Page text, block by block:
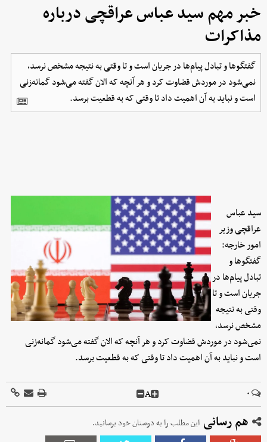
خبر مهم سید عباس عراقچی درباره
مذاکرات
گفتگوها و تبادل پیام‌‌ها در جریان است و تا وقتی به نتیجه مشخص نرسد،
نمی‌شود در موردش قضاوت کرد و هر آنچه که الان گفته می‌شود گمانه‌زنی
است و نباید به آن اهمیت داد تا وقتی که به قطعیت برسد.
سید عباس
عراقچی وزیر
امور خارجه:
گفتگوها و
تبادل پیام‌‌ها در
جریان است و تا
وقتی به نتیجه
مشخص نرسد،
نمی‌شود در موردش قضاوت کرد و هر آنچه که الان گفته می‌شود گمانه‌زنی
است و نباید به آن اهمیت داد تا وقتی که به قطعیت برسد.
۰ A
هم رسانی این مطلب را به دوستان خود برسانید.